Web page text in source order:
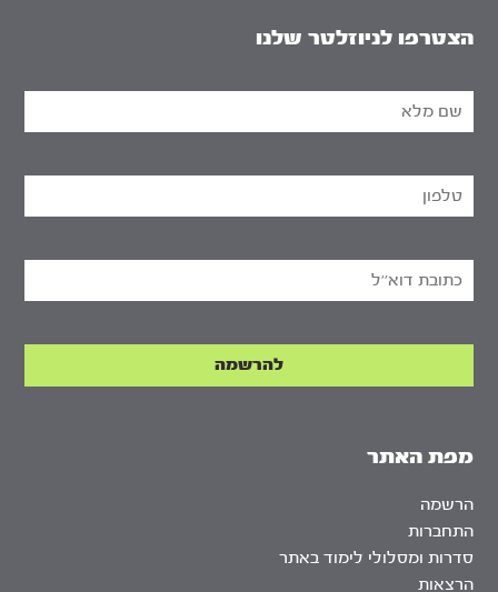
מפת האתר
הרשמה
התחברות
סדרות ומסלולי לימוד באתר
הרצאות
הצטרפו לניוזלטר שלנו